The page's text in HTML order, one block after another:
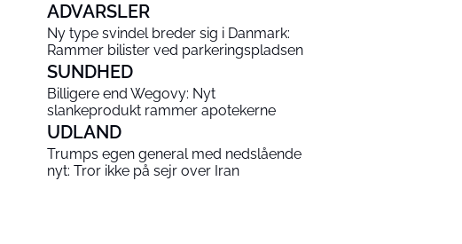
ADVARSLER
Ny type svindel breder sig i Danmark:
Rammer bilister ved parkeringspladsen
SUNDHED
Billigere end Wegovy: Nyt
slankeprodukt rammer apotekerne
UDLAND
Trumps egen general med nedslående
nyt: Tror ikke på sejr over Iran